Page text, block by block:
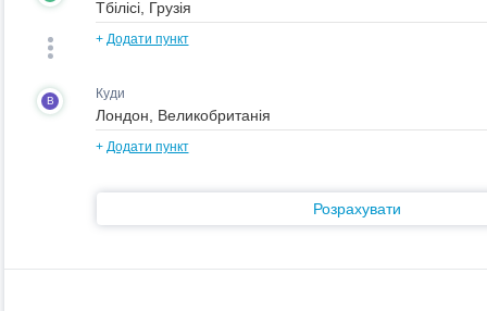
+ Додати пункт
B Куди
+ Додати пункт
Розрахувати